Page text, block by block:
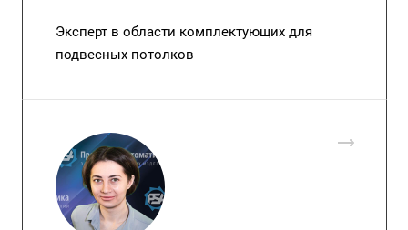
Эксперт в области комплектующих для
подвесных потолков